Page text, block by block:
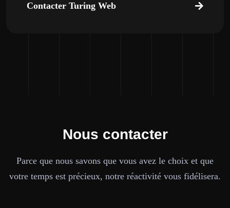
Contacter Turing Web
Nous contacter
Parce que nous savons que vous avez le choix et que
votre temps est précieux, notre réactivité vous fidélisera.